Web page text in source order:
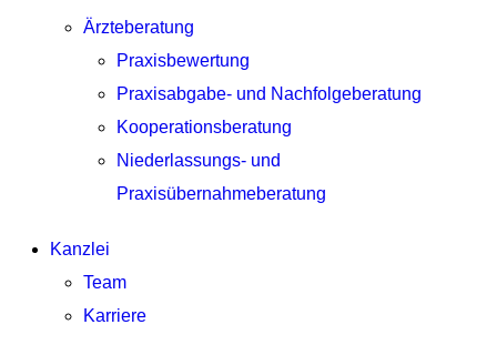
Ärzteberatung
Praxisbewertung
Praxisabgabe- und Nachfolgeberatung
Kooperationsberatung
Niederlassungs- und
Praxisübernahmeberatung
Kanzlei
Team
Karriere